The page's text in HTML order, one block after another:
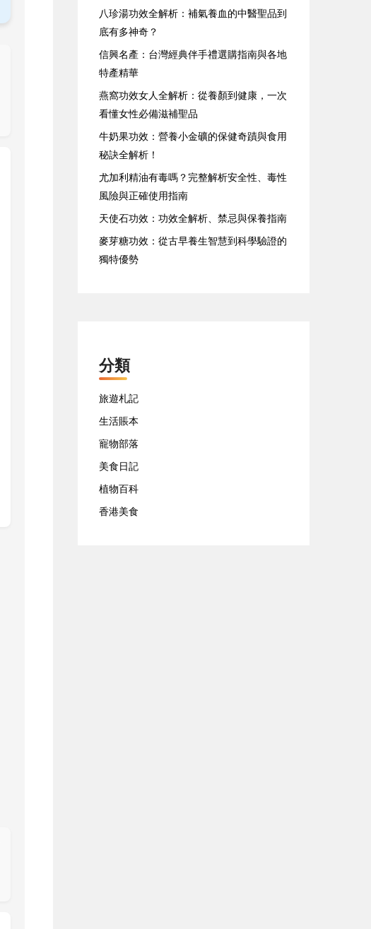
八珍湯功效全解析：補氣養血的中醫聖品到
底有多神奇？
信興名產：台灣經典伴手禮選購指南與各地
特產精華
燕窩功效女人全解析：從養顏到健康，一次
看懂女性必備滋補聖品
牛奶果功效：營養小金礦的保健奇蹟與食用
秘訣全解析！
尤加利精油有毒嗎？完整解析安全性、毒性
風險與正確使用指南
天使石功效：功效全解析、禁忌與保養指南
麥芽糖功效：從古早養生智慧到科學驗證的
獨特優勢
分類
旅遊札記
生活賬本
寵物部落
美食日記
植物百科
香港美食